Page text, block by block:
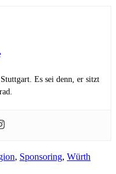
Es sei denn, er sitzt
, Sponsoring, Würth